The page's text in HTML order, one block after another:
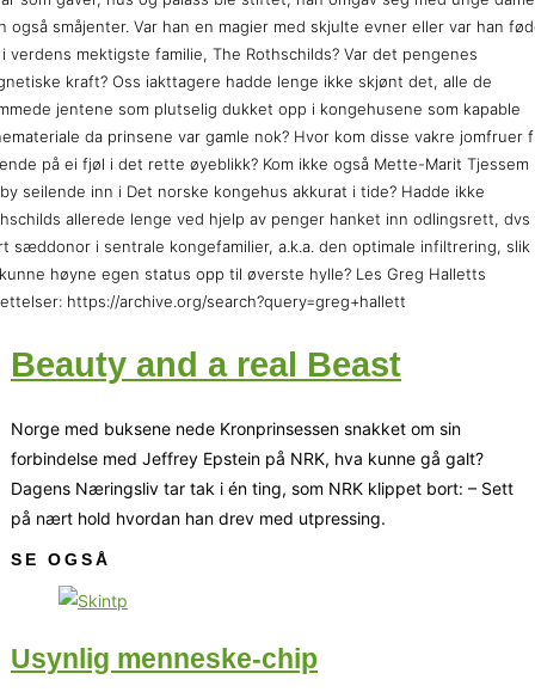
også småjenter. Var han en magier med skjulte evner eller var han
verdens mektigste familie, The Rothschilds? Var det pengenes
kraft? Oss iakttagere hadde lenge ikke skjønt det, alle de
jentene som plutselig dukket opp i kongehusene som kapable
da prinsene var gamle nok? Hvor kom disse vakre jomfruer
på ei fjøl i det rette øyeblikk? Kom ikke også Mette-Marit Tjessem
seilende inn i Det norske kongehus akkurat i tide? Hadde ikke
allerede lenge ved hjelp av penger hanket inn odlingsrett, dvs
sæddonor i sentrale kongefamilier, a.k.a. den optimale infiltrering, slik
høyne egen status opp til øverste hylle? Les Greg Halletts
https://archive.org/search?query=greg+hallett
Beauty and a real Beast
Norge med buksene nede Kronprinsessen snakket om sin
forbindelse med Jeffrey Epstein på NRK, hva kunne gå galt?
Dagens Næringsliv tar tak i én ting, som NRK klippet bort: – Sett
på nært hold hvordan han drev med utpressing.
SE OGSÅ
Usynlig menneske-chip